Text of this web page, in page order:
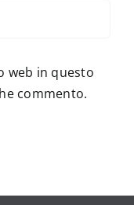
web in questo
commento.